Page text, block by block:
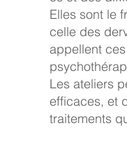
Elles sont le
celle des
appellent
Les ateliers
efficaces, et
traitements